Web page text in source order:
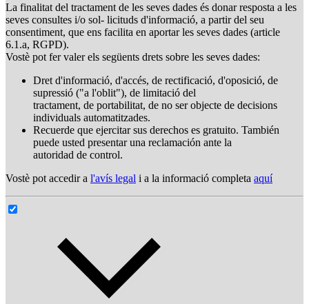
La finalitat del tractament de les seves dades és donar resposta a les
seves consultes i/o sol- licituds d'informació, a partir del seu
consentiment, que ens facilita en aportar les seves dades (article
6.1.a, RGPD).
Vostè pot fer valer els següents drets sobre les seves dades:
Dret d'informació, d'accés, de rectificació, d'oposició, de
supressió ("a l'oblit"), de limitació del
tractament, de portabilitat, de no ser objecte de decisions
individuals automatitzades.
Recuerde que ejercitar sus derechos es gratuito. También
puede usted presentar una reclamación ante la
autoridad de control.
Vostè pot accedir a l'avís legal i a la informació completa aquí